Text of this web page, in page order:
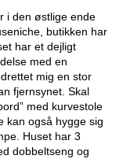
i den østlige ende
butikken har
har et dejligt
med en
mig en stor
fjernsynet. Skal
med kurvestole
kan også hygge sig
Huset har 3
dobbeltseng og